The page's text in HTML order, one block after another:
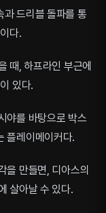
과 드리블 돌파를 통
다.
때, 하프라인 부근에
있다.
야를 바탕으로 박스
플레이메이커다.
을 만들면, 디아스의
살아날 수 있다.